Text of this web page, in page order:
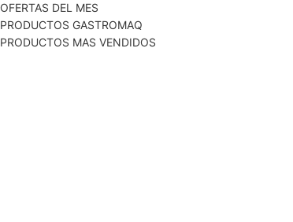
OFERTAS DEL MES
PRODUCTOS GASTROMAQ
PRODUCTOS MAS VENDIDOS